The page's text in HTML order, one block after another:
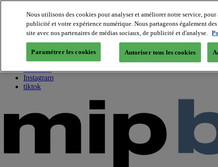
About us
Twitter
Facebook
Youtube
Instagram
tiktok
Nous utilisons des cookies pour analyser et améliorer notre service,
publicité et votre expérience numérique. Nous partageons également
site avec nos partenaires de médias sociaux, de publicité et d'analyse.
Paramétrer les cookies Autoriser tous les cookies